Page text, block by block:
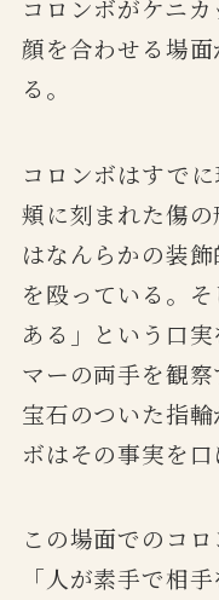
コロンボがケニ
顔を合わせる場
る。
コロンボはすで
頬に刻まれた傷
はなんらかの装
を殴っている。
ある」という口
マーの両手を観
宝石のついた指
ボはその事実を口
この場面でのコ
「人が素手で相